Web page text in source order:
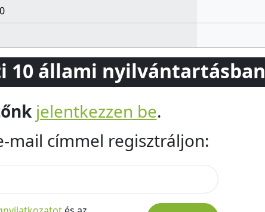
10 állami nyilvántartásban
jelentkezzen be.
mail címmel regisztráljon: